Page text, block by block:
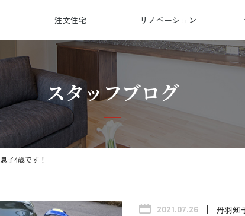
注文住宅 リノベーション
会
受
総
対
スタッフブログ
息子4歳です！
2021.07.26 丹羽知